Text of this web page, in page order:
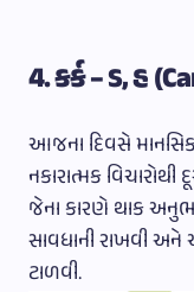
4. કર્ક – ડ, હ
આજના દિવસે
નકારાત્મક
જેના કારણે થાક
સાવધાની રાખવી
ટાળવી.